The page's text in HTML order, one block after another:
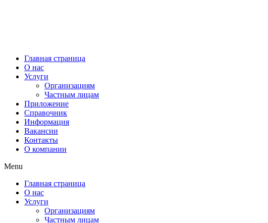
Главная страница
О нас
Услуги
Организациям
Частным лицам
Приложение
Справочник
Информация
Вакансии
Контакты
О компании
Menu
Главная страница
О нас
Услуги
Организациям
Частным лицам